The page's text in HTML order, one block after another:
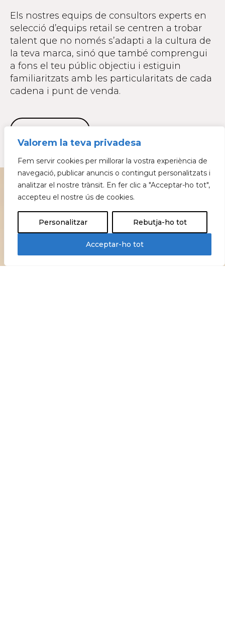
Valorem la teva privadesa
Fem servir cookies per millorar la vostra experiència de
navegació, publicar anuncis o contingut personalitzats i
analitzar el nostre trànsit. En fer clic a "Acceptar-ho tot",
accepteu el nostre ús de cookies.
Personalitzar Rebutja-ho tot
Acceptar-ho tot
Els nostres equips de consultors experts en
selecció d’equips retail se centren a trobar
talent que no només s’adapti a la cultura de
la teva marca, sinó que també comprengui
a fons el teu públic objectiu i estiguin
familiaritzats amb les particularitats de cada
cadena i punt de venda.